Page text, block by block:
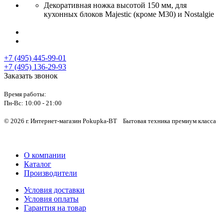
Декоративная ножка высотой 150 мм, для
кухонных блоков Majestic (кроме M30) и Nostalgie
+7 (495) 445-99-01
+7 (495) 136-29-93
Заказать звонок
Время работы:
Пн-Вс: 10:00 - 21:00
© 2026 г. Интернет-магазин Pokupka-BT Бытовая техника премиум класса
О компании
Каталог
Производители
Условия доставки
Условия оплаты
Гарантия на товар